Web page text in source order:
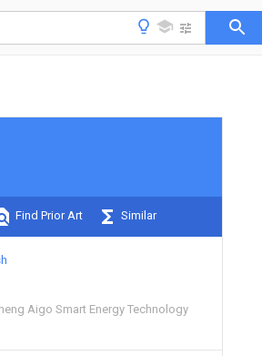
Find Prior Art Similar
Aigo Smart Energy Technology